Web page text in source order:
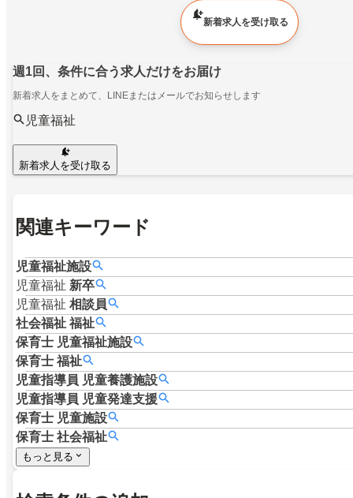
新着求人を受け取る
週1回、条件に合う求人だけをお届け
新着求人をまとめて、LINEまたはメールでお知らせします
児童福祉
新着求人を受け取る
関連キーワード
児童福祉施設
児童福祉 新卒
児童福祉 相談員
社会福祉 福祉
保育士 児童福祉施設
保育士 福祉
児童指導員 児童養護施設
児童指導員 児童発達支援
保育士 児童施設
保育士 社会福祉
もっと見る